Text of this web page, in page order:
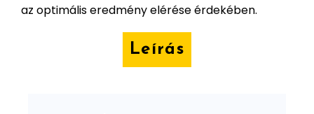
az optimális eredmény elérése érdekében.
Leírás